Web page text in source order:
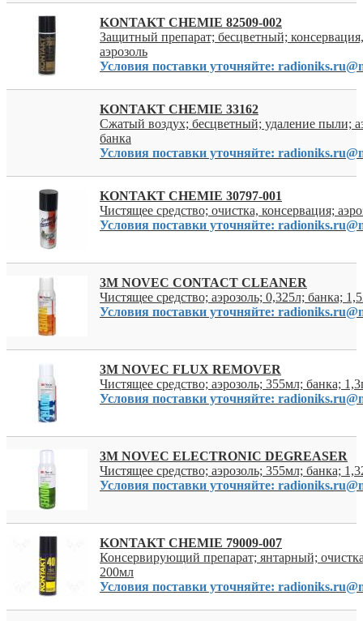
KONTAKT CHEMIE 82509-002
Защитный препарат; бесцветный;
аэрозоль
Условия поставки уточняйте:
KONTAKT CHEMIE 33162
Сжатый воздух; бесцветный; удаление пыли;
банка
Условия поставки уточняйте:
KONTAKT CHEMIE 30797-001
Чистящее средство; очистка, консервация;
Условия поставки уточняйте:
3M NOVEC CONTACT CLEANER
Чистящее средство; аэрозоль; 0,325л; банка;
Условия поставки уточняйте:
3M NOVEC FLUX REMOVER
Чистящее средство; аэрозоль; 355мл; банка;
Условия поставки уточняйте:
3M NOVEC ELECTRONIC DEGREASER
Чистящее средство; аэрозоль; 355мл; банка;
Условия поставки уточняйте:
KONTAKT CHEMIE 79009-007
Консервирующий препарат; янтарный;
200мл
Условия поставки уточняйте: